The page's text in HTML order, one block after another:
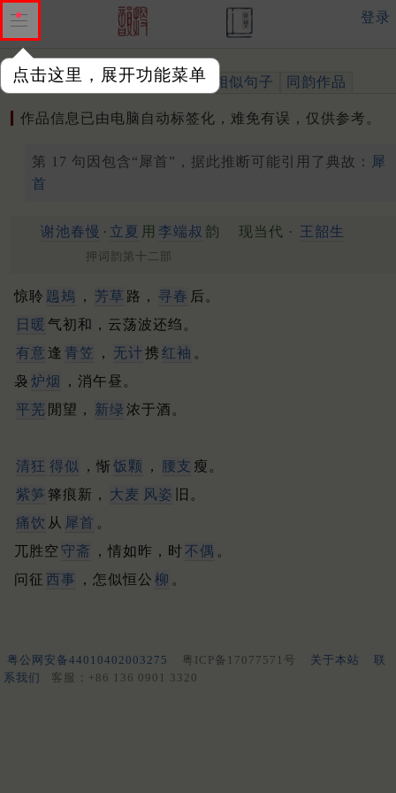
点击这里，展开功能菜单
登录
作品 标注四声 出处、引用 相似句子 同韵作品
作品信息已由电脑自动标签化，难免有误，仅供参考。
第 17 句因包含“犀首”，据此推断可能引用了典故：
犀
首
谢池春慢 · 立夏 用 李端叔 韵 现当代 · 王韶生
押词韵第十二部
惊聆 鶗鴂 ， 芳草 路， 寻春 后。
日暖 气初和，云荡波还绉。
有意 逢 青笠 ， 无计携 红袖 。
袅 炉烟
，消午昼。
平芜 閒望， 新绿 浓于酒。
清狂 得似 ，惭 饭颗 ， 腰支 瘦。
紫笋 箨痕新， 大麦 风姿
旧。
痛饮 从 犀首 。
兀胜空 守斋 ，情如昨，时 不偶 。
问征 西事 ，怎似恒公 柳 。
粤公网安备44010402003275 粤ICP备17077571号 关于本站
联
系我们
客服：+86 136 0901 3320